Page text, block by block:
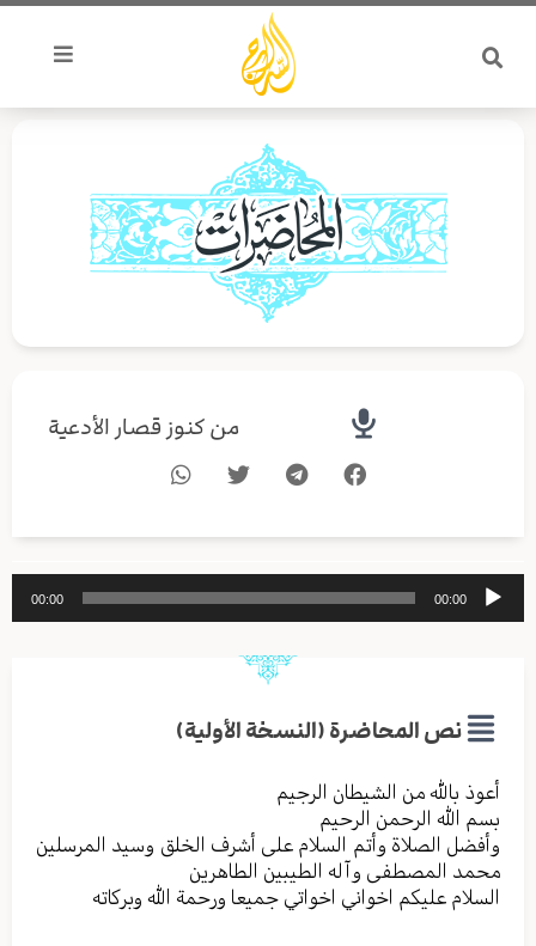
تخطي
المحتوى
من كنوز قصار الأدعية
مشغل
الصوت
00:00
00:00
نص المحاضرة (النسخة الأولية)
أعوذ بالله من الشیطان الرجیم
بسم الله الرحمن الرحیم
وأفضل الصلاة وأتم السلام علی أشرف الخلق وسید المرسلین
محمد المصطفی وآله الطیبین الطاهرین
السلام علیکم اخواني اخواتي جمیعا ورحمة الله وبرکاته